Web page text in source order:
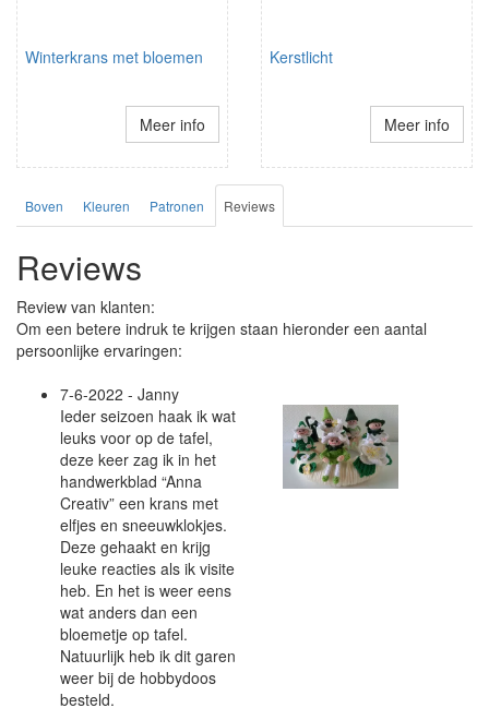
Winterkrans met bloemen
Meer info
Kerstlicht
Meer info
Boven Kleuren Patronen Reviews
Reviews
Review van klanten:
Om een betere indruk te krijgen staan hieronder een aantal
persoonlijke ervaringen:
7-6-2022 - Janny
Ieder seizoen haak ik wat
leuks voor op de tafel,
deze keer zag ik in het
handwerkblad “Anna
Creativ” een krans met
elfjes en sneeuwklokjes.
Deze gehaakt en krijg
leuke reacties als ik visite
heb. En het is weer eens
wat anders dan een
bloemetje op tafel.
Natuurlijk heb ik dit garen
weer bij de hobbydoos
besteld.